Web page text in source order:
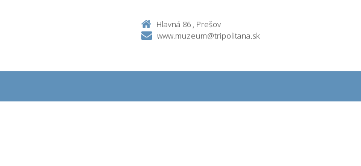
Hlavná 86 , Prešov
www.muzeum@tripolitana.sk